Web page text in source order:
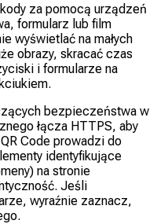
za pomocą urządzeń
formularz lub film
wyświetlać na małych
obrazy, skracać czas
i formularze na
bezpieczeństwa w
łącza HTTPS, aby
Code prowadzi do
identyfikujące
na stronie
Jeśli
wyraźnie zaznacz,